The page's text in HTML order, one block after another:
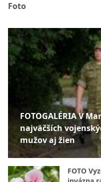
Foto
FOTOGALÉRIA V
najväčších
mužov aj žien
FOTO